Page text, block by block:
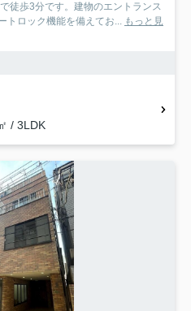
徒歩3分です。建物のエントランス
トロック機能を備えてお... もっと見
/ 3LDK